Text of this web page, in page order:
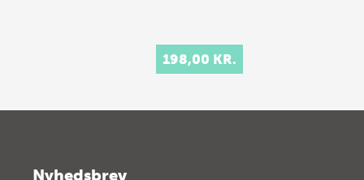
198,00 KR.
Nyhedsbrev